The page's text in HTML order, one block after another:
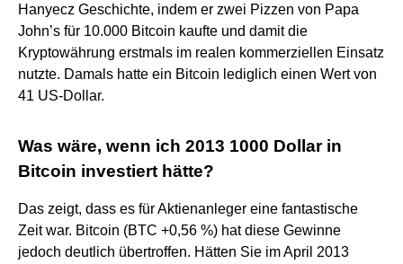
Hanyecz Geschichte, indem er zwei Pizzen von Papa
John’s für 10.000 Bitcoin kaufte und damit die
Kryptowährung erstmals im realen kommerziellen Einsatz
nutzte. Damals hatte ein Bitcoin lediglich einen Wert von
41 US-Dollar.
Was wäre, wenn ich 2013 1000 Dollar in
Bitcoin investiert hätte?
Das zeigt, dass es für Aktienanleger eine fantastische
Zeit war. Bitcoin (BTC +0,56 %) hat diese Gewinne
jedoch deutlich übertroffen. Hätten Sie im April 2013